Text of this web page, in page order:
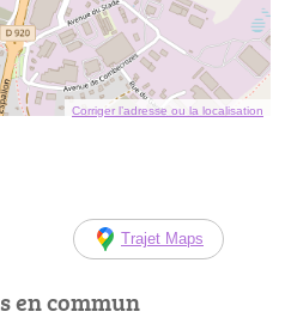
Corriger l’adresse ou la localisation
Trajet Maps
en commun